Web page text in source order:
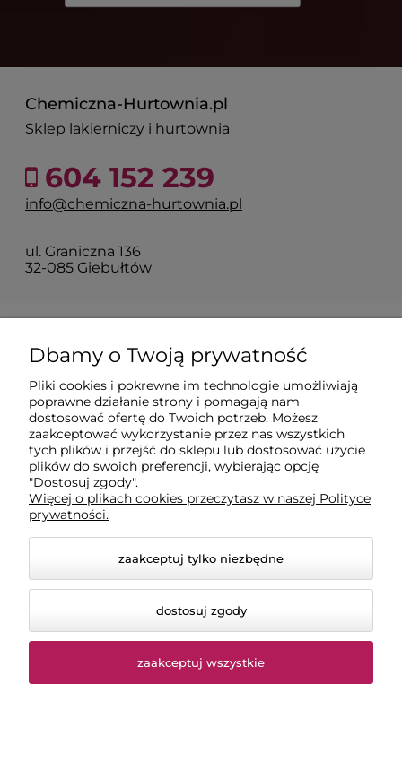
Chemiczna-Hurtownia.pl
Sklep lakierniczy i hurtownia
604 152 239
info@chemiczna-hurtownia.pl
ul. Graniczna 136
32-085 Giebułtów
Pomoc
Dostawa
Moje konto
Gwarancja i zwroty
Dbamy o Twoją prywatność
Pliki cookies i pokrewne im technologie umożliwiają
poprawne działanie strony i pomagają nam
dostosować ofertę do Twoich potrzeb. Możesz
zaakceptować wykorzystanie przez nas wszystkich
tych plików i przejść do sklepu lub dostosować użycie
plików do swoich preferencji, wybierając opcję
"Dostosuj zgody".
Więcej o plikach cookies przeczytasz w naszej Polityce
prywatności.
zaakceptuj tylko niezbędne
dostosuj zgody
zaakceptuj wszystkie